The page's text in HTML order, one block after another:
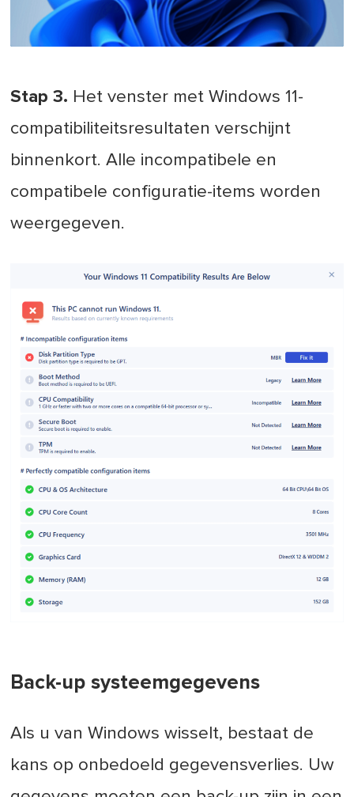
Stap 3. Het venster met Windows 11-
compatibiliteitsresultaten verschijnt
binnenkort. Alle incompatibele en
compatibele configuratie-items worden
weergegeven.
Back-up systeemgegevens
Als u van Windows wisselt, bestaat de
kans op onbedoeld gegevensverlies. Uw